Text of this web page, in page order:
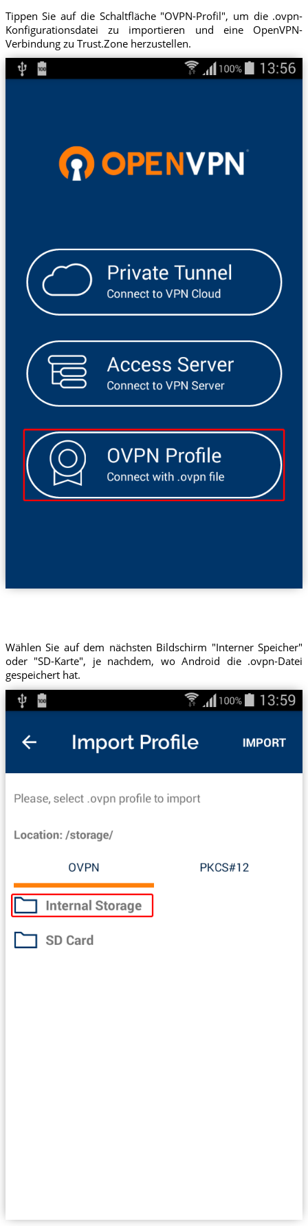
Tippen Sie auf die Schaltfläche "OVPN-Profil", um die .ovpn-
Konfigurationsdatei zu importieren und eine OpenVPN-
Verbindung zu Trust.Zone herzustellen.
Wählen Sie auf dem nächsten Bildschirm "Interner Speicher"
oder "SD-Karte", je nachdem, wo Android die .ovpn-Datei
gespeichert hat.